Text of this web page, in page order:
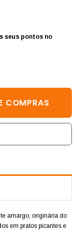
seus pontos no
amargo, originária do
em pratos picantes e